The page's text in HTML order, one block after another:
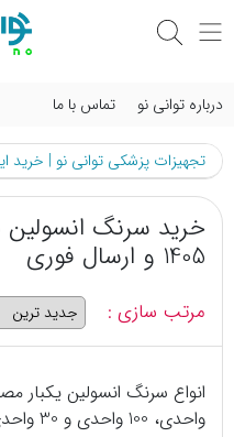
درباره توانی نو تماس با ما
تجهیزات پزشکی توانی نو | خرید
خرید سرنگ انسولین
1405 و ارسال فوری
مرتب سازی :